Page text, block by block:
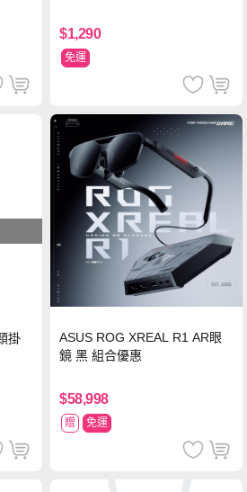
$1,290
免運
掛
ASUS ROG XREAL R1 AR眼
鏡 黑 組合優惠
$58,998
贈 免運